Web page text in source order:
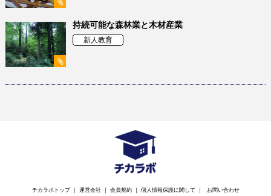
持続可能な森林業と木材産業
新人教育
チカラボトップ ｜ 運営会社 ｜ 会員規約 ｜ 個人情報保護に関して ｜ お問い合わせ